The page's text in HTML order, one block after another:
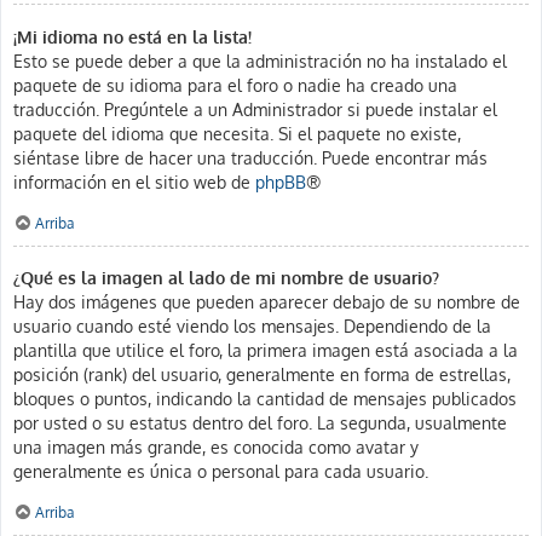
¡Mi idioma no está en la lista!
Esto se puede deber a que la administración no ha instalado el
paquete de su idioma para el foro o nadie ha creado una
traducción. Pregúntele a un Administrador si puede instalar el
paquete del idioma que necesita. Si el paquete no existe,
siéntase libre de hacer una traducción. Puede encontrar más
información en el sitio web de phpBB®
Arriba
¿Qué es la imagen al lado de mi nombre de usuario?
Hay dos imágenes que pueden aparecer debajo de su nombre de
usuario cuando esté viendo los mensajes. Dependiendo de la
plantilla que utilice el foro, la primera imagen está asociada a la
posición (rank) del usuario, generalmente en forma de estrellas,
bloques o puntos, indicando la cantidad de mensajes publicados
por usted o su estatus dentro del foro. La segunda, usualmente
una imagen más grande, es conocida como avatar y
generalmente es única o personal para cada usuario.
Arriba